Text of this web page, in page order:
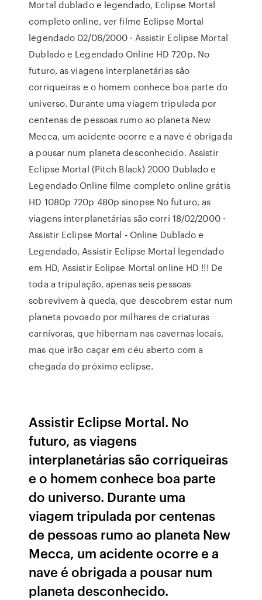
Mortal dublado e legendado, Eclipse Mortal
completo online, ver filme Eclipse Mortal
legendado 02/06/2000 · Assistir Eclipse Mortal
Dublado e Legendado Online HD 720p. No
futuro, as viagens interplanetárias são
corriqueiras e o homem conhece boa parte do
universo. Durante uma viagem tripulada por
centenas de pessoas rumo ao planeta New
Mecca, um acidente ocorre e a nave é obrigada
a pousar num planeta desconhecido. Assistir
Eclipse Mortal (Pitch Black) 2000 Dublado e
Legendado Online filme completo online grátis
HD 1080p 720p 480p sinopse No futuro, as
viagens interplanetárias são corri 18/02/2000 ·
Assistir Eclipse Mortal - Online Dublado e
Legendado, Assistir Eclipse Mortal legendado
em HD, Assistir Eclipse Mortal online HD !!! De
toda a tripulação, apenas seis pessoas
sobrevivem à queda, que descobrem estar num
planeta povoado por milhares de criaturas
carnívoras, que hibernam nas cavernas locais,
mas que irão caçar em céu aberto com a
chegada do próximo eclipse.
Assistir Eclipse Mortal. No
futuro, as viagens
interplanetárias são corriqueiras
e o homem conhece boa parte
do universo. Durante uma
viagem tripulada por centenas
de pessoas rumo ao planeta New
Mecca, um acidente ocorre e a
nave é obrigada a pousar num
planeta desconhecido.